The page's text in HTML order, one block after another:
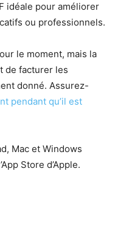
idéale pour améliorer
ou professionnels.
le moment, mais la
de facturer les
donné. Assurez-
pendant qu’il est
Mac et Windows
Store d’Apple.